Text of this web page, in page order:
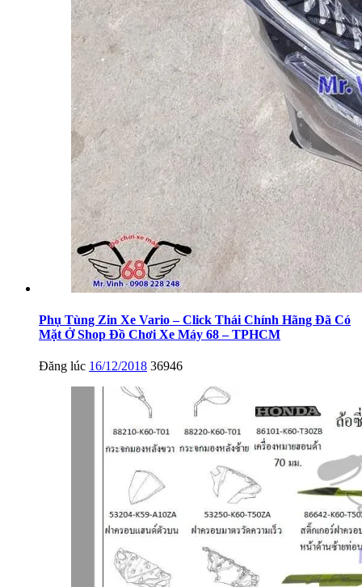
Phụ Tùng Zin Xe Vario – Click Thái Chính Hãng Đã Có
Mặt Ở Shop Đồ Chơi Xe Máy 68 – TPHCM
Đăng lúc 16/12/2018 36946